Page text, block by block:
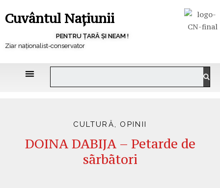
Cuvântul Națiunii
PENTRU ȚARĂ ȘI NEAM !
Ziar naționalist-conservator
CULTURĂ, OPINII
DOINA DABIJA – Petarde de
sãrbãtori